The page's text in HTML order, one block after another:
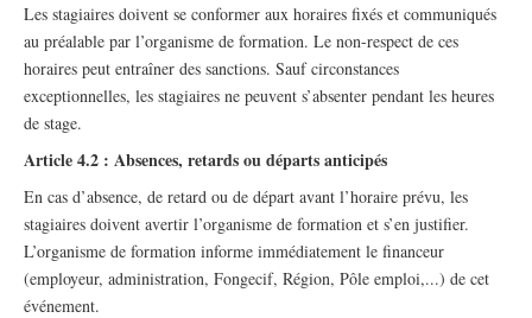
Les stagiaires doivent se conformer aux horaires fixés et communiqués
au préalable par l’organisme de formation. Le non-respect de ces
horaires peut entraîner des sanctions. Sauf circonstances
exceptionnelles, les stagiaires ne peuvent s’absenter pendant les heures
de stage.
Article 4.2 : Absences, retards ou départs anticipés
En cas d’absence, de retard ou de départ avant l’horaire prévu, les
stagiaires doivent avertir l’organisme de formation et s’en justifier.
L’organisme de formation informe immédiatement le financeur
(employeur, administration, Fongecif, Région, Pôle emploi,...) de cet
événement.